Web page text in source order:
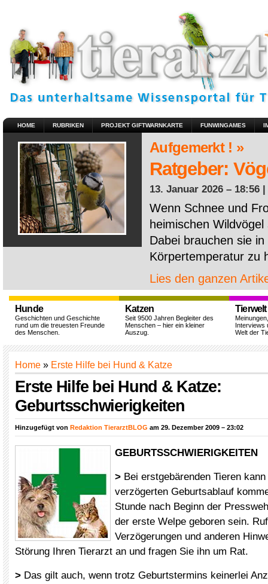
HOME RUBRIKEN PROJEKT GIFTWARNKARTE FUNWINGAMES
Aufgemerkt ! »
Ratgeber:
13. Januar 2026 – 18:56 |
Wenn Schnee und
heimischen
Dabei brauchen sie
Körpertemperatur zu
Lies den ganzen
Hunde
Geschichten und Geschichte
rund um die treuesten Freunde
des Menschen.
Katzen
Seit 9500 Jahren Begleiter des
Menschen – hier ein kleiner
Auszug.
Tierwelt
Interviews
Welt der
Home » Erste Hilfe bei Hund & Katze
Erste Hilfe bei Hund & Katze:
Geburtsschwierigkeiten
Hinzugefügt von Redaktion TierarztBLOG am 29. Dezember 2009 – 23:02
GEBURTSSCHWIERIGKEITEN
> Bei erstgebärenden Tieren
verzögerten Geburtsablauf
Stunde nach Beginn der
der erste Welpe geboren sein.
Verzögerungen und anderen
Störung Ihren Tierarzt an und fragen Sie ihn um Rat.
> Das gilt auch, wenn trotz Geburtstermins keinerlei